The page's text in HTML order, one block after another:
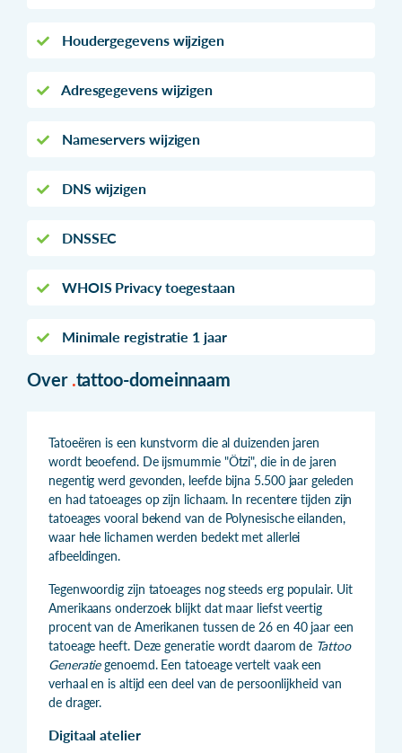
Houdergegevens wijzigen
Adresgegevens wijzigen
Nameservers wijzigen
DNS wijzigen
DNSSEC
WHOIS Privacy toegestaan
Minimale registratie 1 jaar
Over .tattoo-domeinnaam
Tatoeëren is een kunstvorm die al duizenden jaren
wordt beoefend. De ijsmummie "Ötzi", die in de jaren
negentig werd gevonden, leefde bijna 5.500 jaar geleden
en had tatoeages op zijn lichaam. In recentere tijden zijn
tatoeages vooral bekend van de Polynesische eilanden,
waar hele lichamen werden bedekt met allerlei
afbeeldingen.
Tegenwoordig zijn tatoeages nog steeds erg populair. Uit
Amerikaans onderzoek blijkt dat maar liefst veertig
procent van de Amerikanen tussen de 26 en 40 jaar een
tatoeage heeft. Deze generatie wordt daarom de Tattoo
Generatiegenoemd. Een tatoeage vertelt vaak een
verhaal en is altijd een deel van de persoonlijkheid van
de drager.
Digitaal atelier